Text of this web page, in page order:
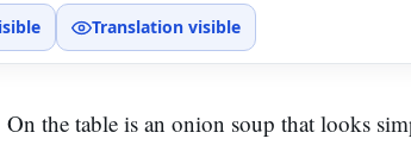
Translation visible
On the table is an onion soup that looks